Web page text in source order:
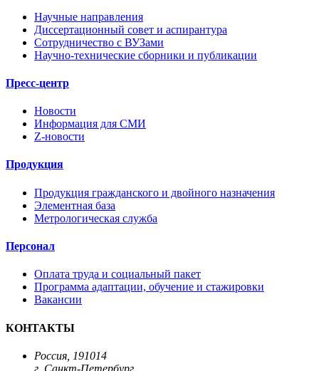
Научные направления
Диссертационный совет и аспирантура
Сотрудничество с ВУЗами
Научно-технические сборники и публикации
Пресс-центр
Новости
Информация для СМИ
Z-новости
Продукция
Продукция гражданского и двойного назначения
Элементная база
Метрологическая служба
Персонал
Оплата труда и социальный пакет
Программа адаптации, обучение и стажировки
Вакансии
КОНТАКТЫ
Россия, 191014
г. Санкт-Петербург